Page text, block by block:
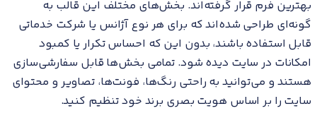
بهترین فرم قرار گرفته‌اند. بخش‌های مختلف این قالب به
گونه‌ای طراحی شده‌اند که برای هر نوع آژانس یا شرکت خدماتی
قابل استفاده باشند، بدون این که احساس تکرار یا کمبود
امکانات در سایت دیده شود. تمامی بخش‌ها قابل سفارشی‌سازی
هستند و می‌توانید به راحتی رنگ‌ها، فونت‌ها، تصاویر و محتوای
سایت را بر اساس هویت بصری برند خود تنظیم کنید.